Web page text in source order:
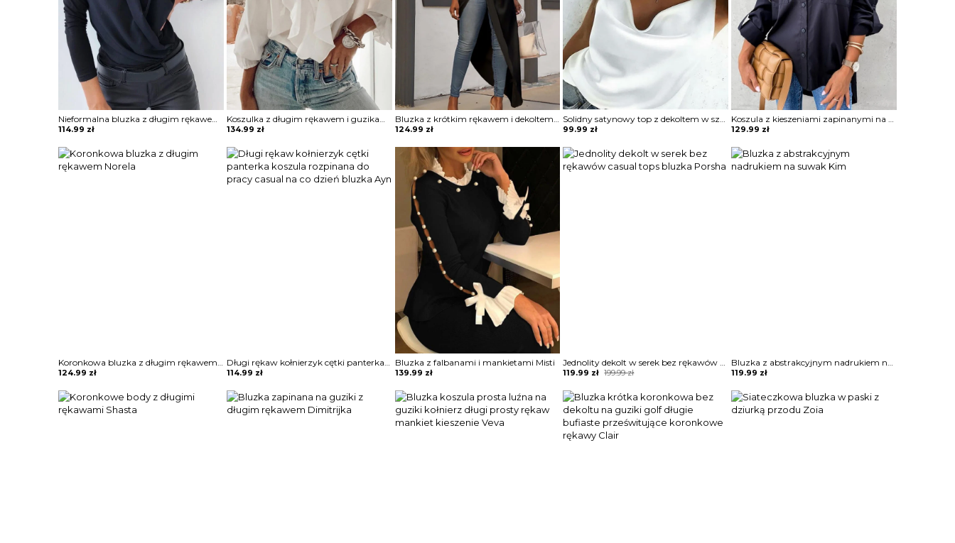
Nieformalna bluzka z długim rękawem i okrągłym dekoltem Shraddha
114.99 zł
Koszulka z długim rękawem i guzikami falbaną bluzka Magdaleni
134.99 zł
Bluzka z krótkim rękawem i dekoltem w szpic Jarmila
124.99 zł
Solidny satynowy top z dekoltem w szpic bluzka Neziha
99.99 zł
Koszula z kieszeniami zapinanymi na guziki bluzka Ritva
129.99 zł
Koronkowa bluzka z długim rękawem Norela
124.99 zł
Długi rękaw kołnierzyk cętki panterka koszula rozpinana do pracy casual na co dzień bluzka Ayn
114.99 zł
Bluzka z falbanami i mankietami Misti
139.99 zł
Jednolity dekolt w serek bez rękawów casual tops bluzka Porsha
199.99zł
Original
was:
199.99 zł.
119.99 zł
Current
is:
119.99 zł.
Bluzka z abstrakcyjnym nadrukiem na suwak Kim
119.99 zł